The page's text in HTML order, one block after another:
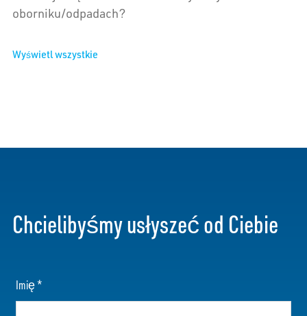
oborniku/odpadach?
Wyświetl wszystkie
Chcielibyśmy usłyszeć od Ciebie
Imię*